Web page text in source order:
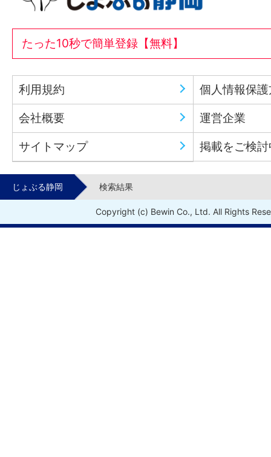
たった10秒で簡単登録【無料】
利用規約 個人情報保
会社概要 運営企業
サイトマップ 掲載をご検
じょぶる静岡 検索結果
Copyright (c) Bewin Co., Ltd. All Rights